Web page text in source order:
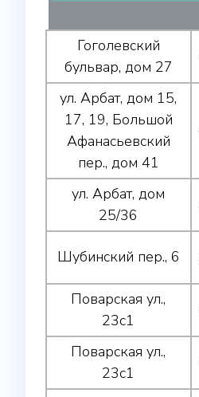
Гоголевский
бульвар, дом 27
ул. Арбат, дом 15,
17, 19, Большой
Афанасьевский
пер., дом 41
ул. Арбат, дом
25/36
Шубинский пер., 6
Поварская ул.,
23с1
Поварская ул.,
23с1